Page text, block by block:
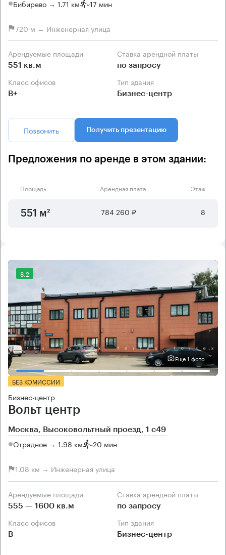
Бибирево → 1.71 км ~17 мин
720 м → Инженерная улица
Арендуемые площади
551 кв.м
Ставка арендной платы
по запросу
Класс офисов
B+
Тип здания
Бизнес-центр
Позвонить Получить презентацию
Предложения по аренде в этом здании:
Площадь Арендная плата Этаж
551 м² 784 260 ₽ 8
8.2
Еще 1 фото
БЕЗ КОМИССИИ
Бизнес-центр
Вольт центр
Москва, Высоковольтный проезд, 1 с49
Отрадное → 1.98 км ~20 мин
1.08 км → Инженерная улица
Арендуемые площади
555 — 1600 кв.м
Ставка арендной платы
по запросу
Класс офисов
B
Тип здания
Бизнес-центр